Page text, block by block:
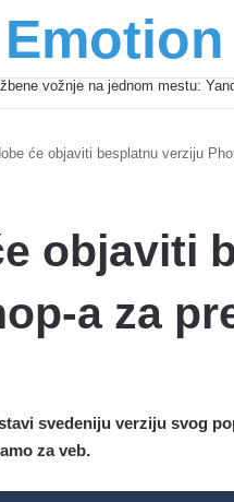
vožnje na jednom mestu:
će objaviti besplatnu verziju
objaviti
a za
svedeniju verziju svog
za veb.